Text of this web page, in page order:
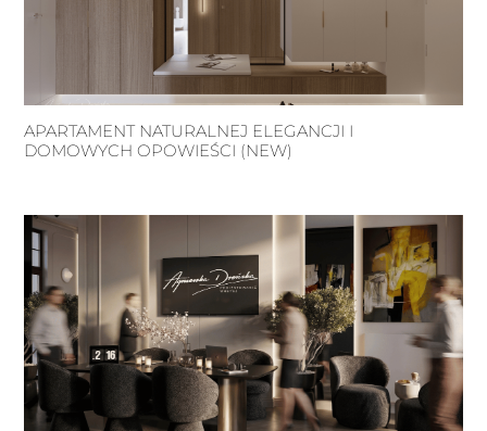
APARTAMENT NATURALNEJ ELEGANCJI I
DOMOWYCH OPOWIEŚCI (NEW)